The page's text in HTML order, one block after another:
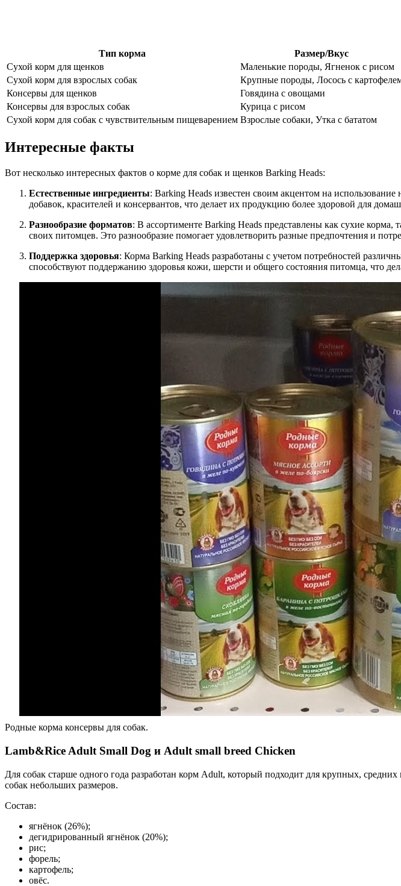
Тип корма Размер/Вкус
Сухой корм для щенков
Маленькие породы, Ягненок с рисом
Сухой корм для взрослых собак
Крупные породы, Лосось с
Консервы для щенков
Говядина с овощами
Консервы для взрослых собак
Курица с рисом
Сухой корм для собак с чувствительным пищеварением Взрослые собаки, Утка с бататом
Интересные факты
Вот несколько интересных фактов о корме для собак и щенков Barking Heads:
Естественные ингредиенты: Barking Heads известен своим акцентом на
добавок, красителей и консервантов, что делает их продукцию более здоровой для
Разнообразие форматов: В ассортименте Barking Heads представлены как сухие корма,
своих питомцев. Это разнообразие помогает удовлетворить разные предпочтения и
Поддержка здоровья: Корма Barking Heads разработаны с учетом потребностей
способствуют поддержанию здоровья кожи, шерсти и общего состояния питомца, что
Родные корма консервы для собак.
Lamb&Rice Adult Small Dog и Adult small breed Chicken
Для собак старше одного года разработан корм Adult, который подходит для крупных,
собак небольших размеров.
Состав:
ягнёнок (26%);
дегидрированный ягнёнок (20%);
рис;
форель;
картофель;
овёс.